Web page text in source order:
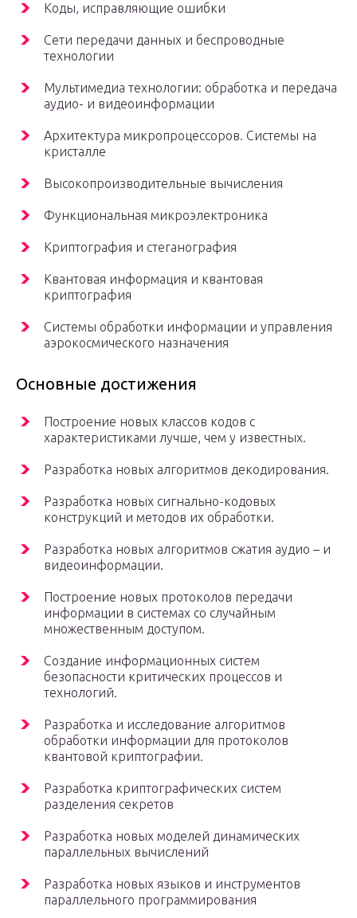
Коды, исправляющие ошибки
Сети передачи данных и беспроводные
технологии
Мультимедиа технологии: обработка и передача
аудио- и видеоинформации
Архитектура микропроцессоров. Системы на
кристалле
Высокопроизводительные вычисления
Функциональная микроэлектроника
Криптография и стеганография
Квантовая информация и квантовая
криптография
Системы обработки информации и управления
аэрокосмического назначения
Основные достижения
Построение новых классов кодов с
характеристиками лучше, чем у известных.
Разработка новых алгоритмов декодирования.
Разработка новых сигнально-кодовых
конструкций и методов их обработки.
Разработка новых алгоритмов сжатия аудио – и
видеоинформации.
Построение новых протоколов передачи
информации в системах со случайным
множественным доступом.
Создание информационных систем
безопасности критических процессов и
технологий.
Разработка и исследование алгоритмов
обработки информации для протоколов
квантовой криптографии.
Разработка криптографических систем
разделения секретов
Разработка новых моделей динамических
параллельных вычислений
Разработка новых языков и инструментов
параллельного программирования